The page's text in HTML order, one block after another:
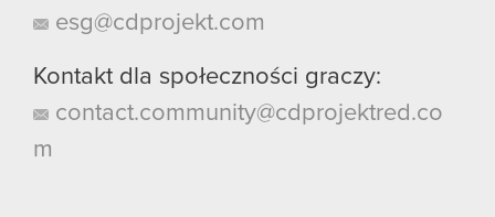
esg@cdprojekt.com
Kontakt dla społeczności graczy:
contact.community@cdprojektred.co
m